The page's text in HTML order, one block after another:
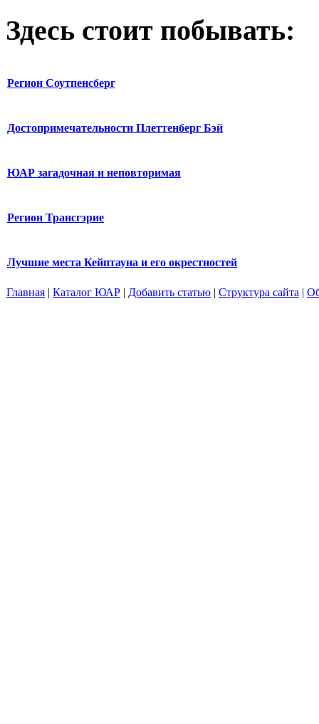
Здесь стоит побывать:
Регион Соутпенсберг
Достопримечательности Плеттенберг Бэй
ЮАР загадочная и неповторимая
Регион Трансгэрие
Лучшие места Кейптауна и его окрестностей
Главная | Каталог ЮАР | Добавить статью | Структура сайта |